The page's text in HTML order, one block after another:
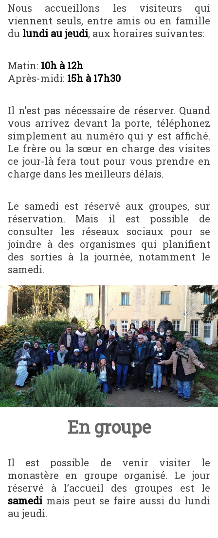
Nous accueillons les visiteurs qui
viennent seuls, entre amis ou en famille
du lundi au jeudi, aux horaires suivantes:
Matin: 10h à 12h
Après-midi: 15h à 17h30
Il n’est pas nécessaire de réserver. Quand
vous arrivez devant la porte, téléphonez
simplement au numéro qui y est affiché.
Le frère ou la sœur en charge des visites
ce jour-là fera tout pour vous prendre en
charge dans les meilleurs délais.
Le samedi est réservé aux groupes, sur
réservation. Mais il est possible de
consulter les réseaux sociaux pour se
joindre à des organismes qui planifient
des sorties à la journée, notamment le
samedi.
En groupe
Il est possible de venir visiter le
monastère en groupe organisé. Le jour
réservé à l’accueil des groupes est le
samedi mais peut se faire aussi du lundi
au jeudi.